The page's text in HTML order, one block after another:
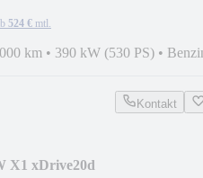
524 € mtl.
km • 390 kW (530 PS) •
Kontakt
X1 xDrive20d